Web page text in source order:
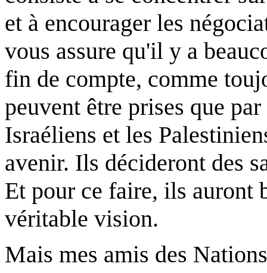
et à encourager les
vous assure qu'il y a
fin de compte, comme
peuvent être prises que
Israéliens et les
avenir. Ils décideront des
Et pour ce faire, ils auront
véritable vision.
Mais mes amis des